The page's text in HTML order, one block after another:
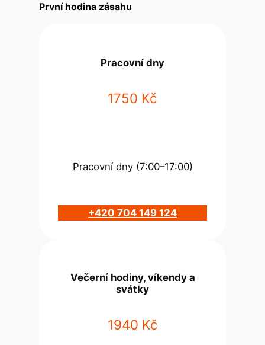
První hodina zásahu
Pracovní dny
1750 Kč
Pracovní dny (7:00–17:00)
+420 704 149 124
Večerní hodiny, víkendy a
svátky
1940 Kč